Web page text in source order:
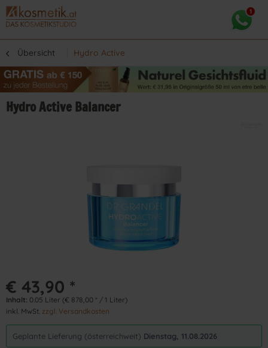
Übersicht Hydro Active
Hydro Active Balancer
€ 43,90 *
Inhalt: 0.05 Liter (€ 878,00 * / 1 Liter)
inkl. MwSt. zzgl. Versandkosten
Geplante Lieferung (österreichweit) Dienstag, 11.08.2026